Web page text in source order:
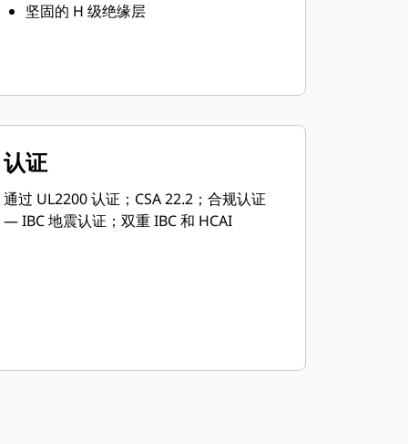
坚固的 H 级绝缘层
认证
通过 UL2200 认证；CSA 22.2；合规认证
— IBC 地震认证；双重 IBC 和 HCAI